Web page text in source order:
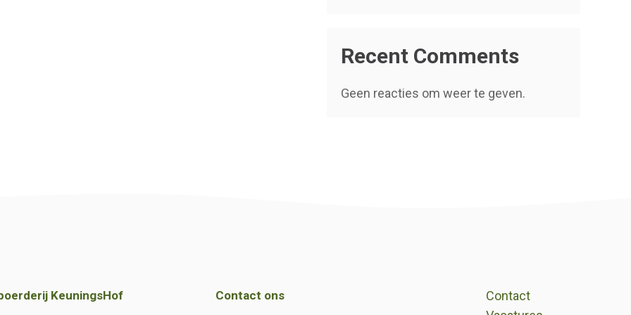
Recent Comments
Geen reacties om weer te geven.
KeuningsHof Contact ons
Contact